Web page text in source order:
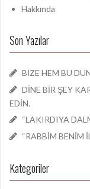
Hakkında
Son Yazılar
BİZE HEM BU
DİNE BİR ŞEY
EDİN.
“LAKIRDIYA
“RABBİM BENİM
Kategoriler